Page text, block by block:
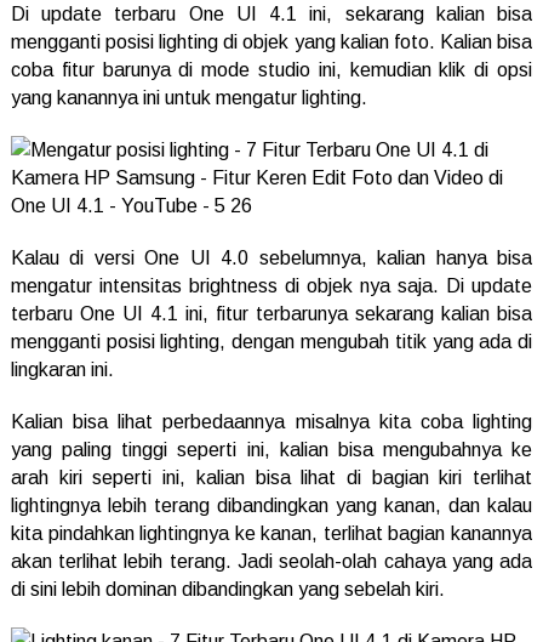
Di update terbaru One UI 4.1 ini, sekarang kalian bisa
mengganti posisi lighting di objek yang kalian foto. Kalian bisa
coba fitur barunya di mode studio ini, kemudian klik di opsi
yang kanannya ini untuk mengatur lighting.
Kalau di versi One UI 4.0 sebelumnya, kalian hanya bisa
mengatur intensitas brightness di objek nya saja. Di update
terbaru One UI 4.1 ini, fitur terbarunya sekarang kalian bisa
mengganti posisi lighting, dengan mengubah titik yang ada di
lingkaran ini.
Kalian bisa lihat perbedaannya misalnya kita coba lighting
yang paling tinggi seperti ini, kalian bisa mengubahnya ke
arah kiri seperti ini, kalian bisa lihat di bagian kiri terlihat
lightingnya lebih terang dibandingkan yang kanan, dan kalau
kita pindahkan lightingnya ke kanan, terlihat bagian kanannya
akan terlihat lebih terang. Jadi seolah-olah cahaya yang ada
di sini lebih dominan dibandingkan yang sebelah kiri.